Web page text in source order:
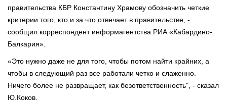
правительства КБР Константину Храмову обозначить четкие
критерии того, кто и за что отвечает в правительстве, -
сообщил корреспондент информагентства РИА «Кабардино-
Балкария».
«Это нужно даже не для того, чтобы потом найти крайних, а
чтобы в следующий раз все работали четко и слаженно.
Ничего более не развращает, как безответственность", - сказал
Ю.Коков.